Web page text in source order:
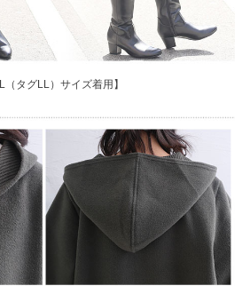
タグLL）サイズ着用】